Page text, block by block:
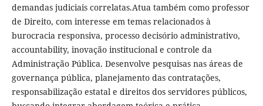
demandas judiciais correlatas.Atua também como professor
de Direito, com interesse em temas relacionados à
burocracia responsiva, processo decisório administrativo,
accountability, inovação institucional e controle da
Administração Pública. Desenvolve pesquisas nas áreas de
governança pública, planejamento das contratações,
responsabilização estatal e direitos dos servidores públicos,